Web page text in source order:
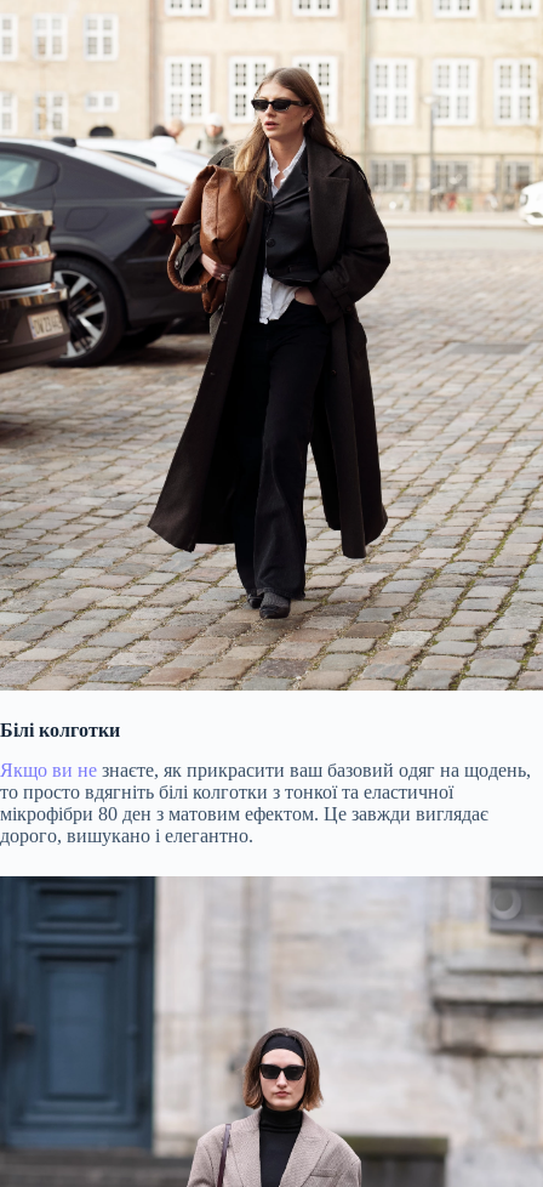
Білі колготки
Якщо ви не знаєте, як прикрасити ваш базовий одяг на щодень,
то просто вдягніть білі колготки з тонкої та еластичної
мікрофібри 80 ден з матовим ефектом. Це завжди виглядає
дорого, вишукано і елегантно.